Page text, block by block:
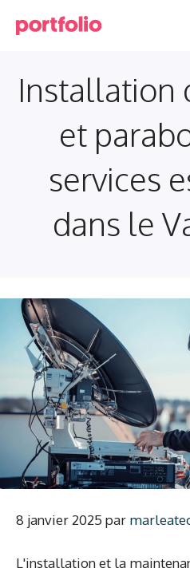
Installation
et
services
dans le
8 janvier 2025 par
L'installation et la